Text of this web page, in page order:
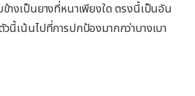
ข้างเป็นยางที่หนาเพียงใด ตรงนี้เป็นอัน
วนี้เน้นไปที่การปกป้องมากกว่าบางเบา